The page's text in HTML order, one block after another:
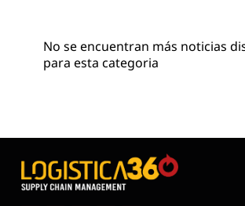
No se encuentran más noticias
para esta categoria